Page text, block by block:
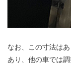
なお、この寸法は
あり、他の車では